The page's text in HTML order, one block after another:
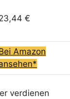
€
Amazon
verdienen